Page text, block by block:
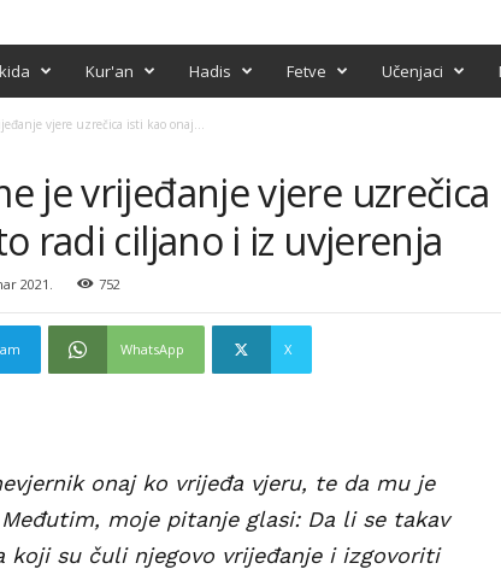
Kur'an Hadis Fetve Učenjaci
vjere uzrečica isti kao onaj...
je vrijeđanje vjere uzrečica
radi ciljano i iz uvjerenja
2021. 752
WhatsApp X
onaj ko vrijeđa vjeru, te da mu je
moje pitanje glasi: Da li se takav
koji su čuli njegovo vrijeđanje i izgovoriti